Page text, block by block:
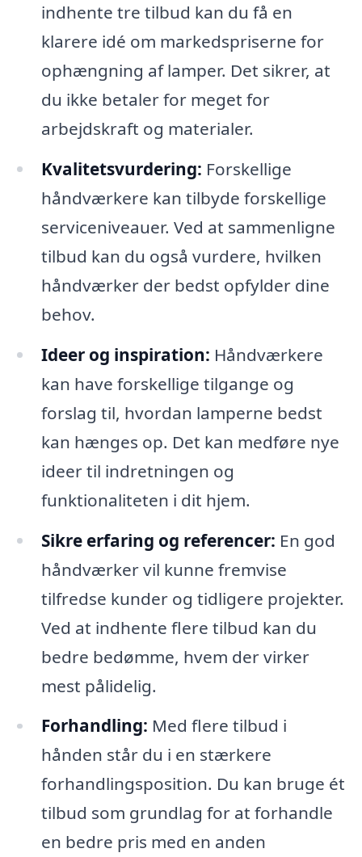
indhente tre tilbud kan du få en
klarere idé om markedspriserne for
ophængning af lamper. Det sikrer, at
du ikke betaler for meget for
arbejdskraft og materialer.
Kvalitetsvurdering: Forskellige
håndværkere kan tilbyde forskellige
serviceniveauer. Ved at sammenligne
tilbud kan du også vurdere, hvilken
håndværker der bedst opfylder dine
behov.
Ideer og inspiration: Håndværkere
kan have forskellige tilgange og
forslag til, hvordan lamperne bedst
kan hænges op. Det kan medføre nye
ideer til indretningen og
funktionaliteten i dit hjem.
Sikre erfaring og referencer: En god
håndværker vil kunne fremvise
tilfredse kunder og tidligere projekter.
Ved at indhente flere tilbud kan du
bedre bedømme, hvem der virker
mest pålidelig.
Forhandling: Med flere tilbud i
hånden står du i en stærkere
forhandlingsposition. Du kan bruge ét
tilbud som grundlag for at forhandle
en bedre pris med en anden